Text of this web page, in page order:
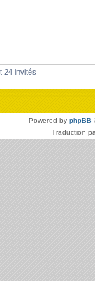
24 invités
Powered by phpBB
Traduction